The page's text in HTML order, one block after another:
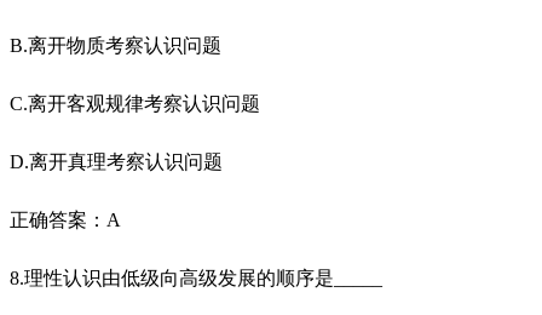
B.离开物质考察认识问题
C.离开客观规律考察认识问题
D.离开真理考察认识问题
正确答案：A
8.理性认识由低级向高级发展的顺序是_____